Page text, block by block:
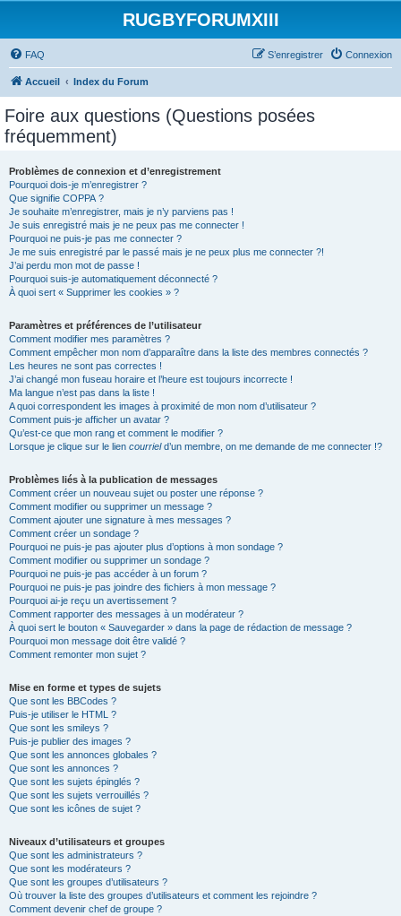
RUGBYFORUMXIII
FAQ Connexion
S’enregistrer
Accueil Index du Forum
Foire aux questions (Questions posées
fréquemment)
Problèmes de connexion et d’enregistrement
Pourquoi dois-je m’enregistrer ?
Que signifie COPPA ?
Je souhaite m’enregistrer, mais je n’y parviens pas !
Je suis enregistré mais je ne peux pas me connecter !
Pourquoi ne puis-je pas me connecter ?
Je me suis enregistré par le passé mais je ne peux plus me connecter ?!
J’ai perdu mon mot de passe !
Pourquoi suis-je automatiquement déconnecté ?
À quoi sert « Supprimer les cookies » ?
Paramètres et préférences de l’utilisateur
Comment modifier mes paramètres ?
Comment empêcher mon nom d’apparaître dans la liste des membres connectés ?
Les heures ne sont pas correctes !
J’ai changé mon fuseau horaire et l’heure est toujours incorrecte !
Ma langue n’est pas dans la liste !
A quoi correspondent les images à proximité de mon nom d’utilisateur ?
Comment puis-je afficher un avatar ?
Qu’est-ce que mon rang et comment le modifier ?
Lorsque je clique sur le lien courrield’un membre, on me demande de me connecter !?
Problèmes liés à la publication de messages
Comment créer un nouveau sujet ou poster une réponse ?
Comment modifier ou supprimer un message ?
Comment ajouter une signature à mes messages ?
Comment créer un sondage ?
Pourquoi ne puis-je pas ajouter plus d’options à mon sondage ?
Comment modifier ou supprimer un sondage ?
Pourquoi ne puis-je pas accéder à un forum ?
Pourquoi ne puis-je pas joindre des fichiers à mon message ?
Pourquoi ai-je reçu un avertissement ?
Comment rapporter des messages à un modérateur ?
À quoi sert le bouton « Sauvegarder » dans la page de rédaction de message ?
Pourquoi mon message doit être validé ?
Comment remonter mon sujet ?
Mise en forme et types de sujets
Que sont les BBCodes ?
Puis-je utiliser le HTML ?
Que sont les smileys ?
Puis-je publier des images ?
Que sont les annonces globales ?
Que sont les annonces ?
Que sont les sujets épinglés ?
Que sont les sujets verrouillés ?
Que sont les icônes de sujet ?
Niveaux d’utilisateurs et groupes
Que sont les administrateurs ?
Que sont les modérateurs ?
Que sont les groupes d’utilisateurs ?
Où trouver la liste des groupes d’utilisateurs et comment les rejoindre ?
Comment devenir chef de groupe ?